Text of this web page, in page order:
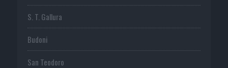
S. T. Gallura
Budoni
San Teodoro